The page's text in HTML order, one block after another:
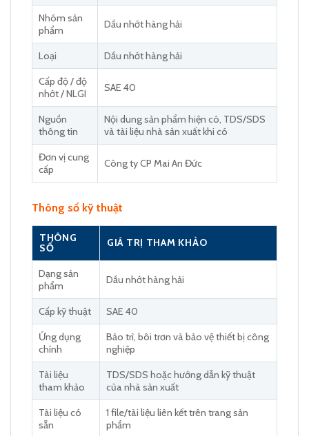
Nhóm sản
phẩm
Dầu nhớt hàng hải
Loại Dầu nhớt hàng hải
Cấp độ / độ
nhớt / NLGI
SAE 40
Nguồn
thông tin
Nội dung sản phẩm hiện có, TDS/SDS
và tài liệu nhà sản xuất khi có
Đơn vị cung
cấp
Công ty CP Mai An Đức
Thông số kỹ thuật
THÔNG
SỐ
GIÁ TRỊ THAM KHẢO
Dạng sản
phẩm
Dầu nhớt hàng hải
Cấp kỹ thuật SAE 40
Ứng dụng
chính
Bảo trì, bôi trơn và bảo vệ thiết bị công
nghiệp
Tài liệu
tham khảo
TDS/SDS hoặc hướng dẫn kỹ thuật
của nhà sản xuất
Tài liệu có
sẵn
1 file/tài liệu liên kết trên trang sản
phẩm